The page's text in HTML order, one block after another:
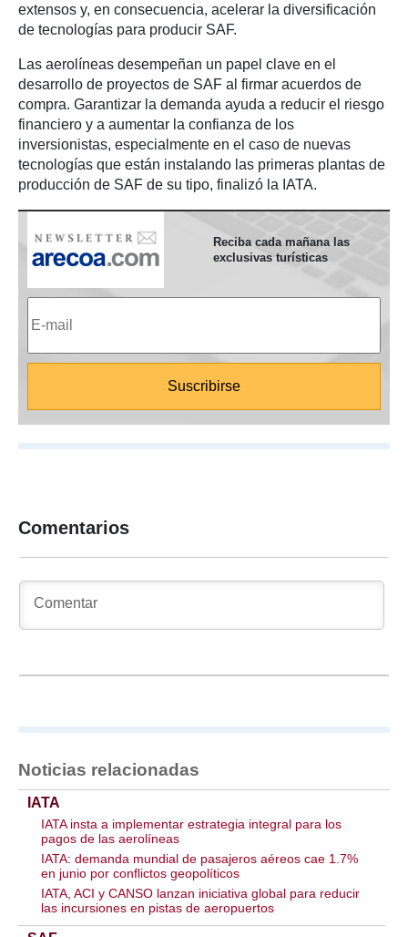
extensos y, en consecuencia, acelerar la diversificación
de tecnologías para producir SAF.
Las aerolíneas desempeñan un papel clave en el
desarrollo de proyectos de SAF al firmar acuerdos de
compra. Garantizar la demanda ayuda a reducir el riesgo
financiero y a aumentar la confianza de los
inversionistas, especialmente en el caso de nuevas
tecnologías que están instalando las primeras plantas de
producción de SAF de su tipo, finalizó la IATA.
Reciba cada mañana las
exclusivas turísticas
Comentarios
Noticias relacionadas
IATA
IATA insta a implementar estrategia integral para los
pagos de las aerolíneas
IATA: demanda mundial de pasajeros aéreos cae 1.7%
en junio por conflictos geopolíticos
IATA, ACI y CANSO lanzan iniciativa global para reducir
las incursiones en pistas de aeropuertos